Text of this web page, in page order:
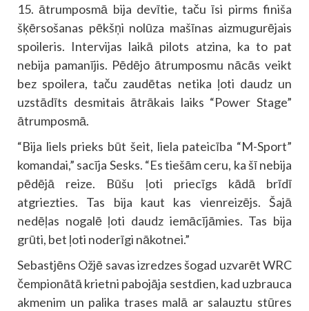
15. ātrumposmā bija devītie, taču īsi pirms finiša
šķērsošanas pēkšņi nolūza mašīnas aizmugurējais
spoileris. Intervijas laikā pilots atzina, ka to pat
nebija pamanījis. Pēdējo ātrumposmu nācās veikt
bez spoilera, taču zaudētas netika ļoti daudz un
uzstādīts desmitais ātrākais laiks “Power Stage”
ātrumposmā.
“Bija liels prieks būt šeit, liela pateicība “M-Sport”
komandai,” sacīja Sesks. “Es tiešām ceru, ka šī nebija
pēdējā reize. Būšu ļoti priecīgs kādā brīdī
atgriezties. Tas bija kaut kas vienreizējs. Šajā
nedēļas nogalē ļoti daudz iemācījāmies. Tas bija
grūti, bet ļoti noderīgi nākotnei.”
Sebastjēns Ožjē savas izredzes šogad uzvarēt WRC
čempionātā krietni pabojāja sestdien, kad uzbrauca
akmenim un palika trases malā ar salauztu stūres